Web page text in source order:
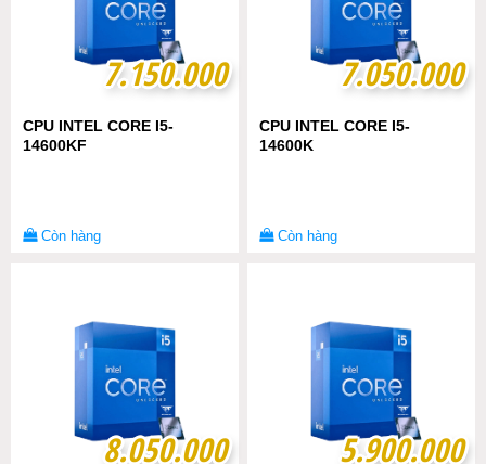
7.150.000
7.150.000
CPU INTEL CORE I5-
14600KF
Còn hàng
7.050.000
7.050.000
CPU INTEL CORE I5-
14600K
Còn hàng
8.050.000
8.050.000 5.900.000
5.900.000